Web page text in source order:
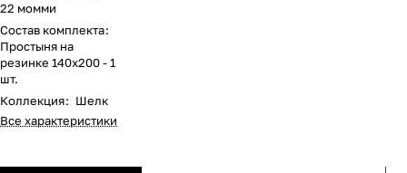
22 момми
Состав комплекта:
Простыня на
резинке 140х200 - 1
шт.
Коллекция: Шелк
Все характеристики